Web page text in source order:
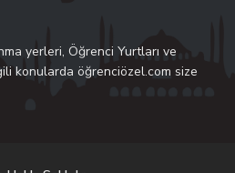
yerleri, Öğrenci Yurtları ve
konularda öğrenciözel.com size